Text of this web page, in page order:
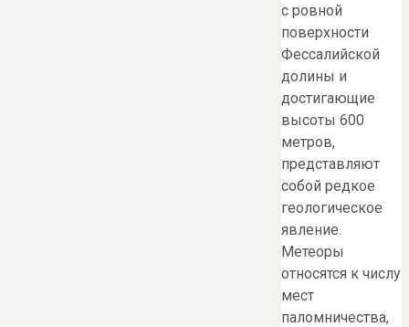
с ровной
поверхности
Фессалийской
долины и
достигающие
высоты 600
метров,
представляют
собой редкое
геологическое
явление.
Метеоры
относятся к числу
мест
паломничества,